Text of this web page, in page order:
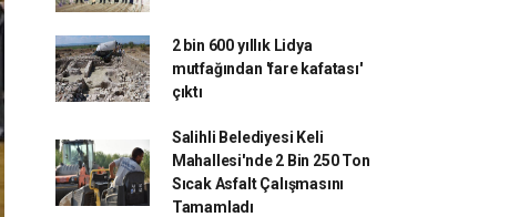
2 bin 600 yıllık Lidya
mutfağından 'fare kafatası'
çıktı
Salihli Belediyesi Keli
Mahallesi'nde 2 Bin 250 Ton
Sıcak Asfalt Çalışmasını
Tamamladı